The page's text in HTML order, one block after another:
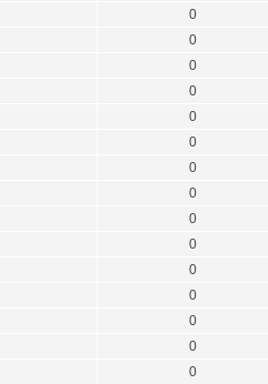
0
0
0
0
0
0
0
0
0
0
0
0
0
0
0